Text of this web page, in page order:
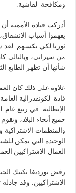
ومكافحة الفاشية.
أدركت قيادة الأممية
يفهموا أسباب الانشقاق،
ثوريا لكي يكسبهم:
من سيراتي، وبالتالي
شأنها أن تظهر الطابع
علاوة على ذلك كان
جميع أنحاء البلاد،
والمنظمات الاشتراكية
الوحيدة التي يمكن
العمال الاشتراكيين
رفض بورديغا تكتيك
الاشتراكيين. وقد